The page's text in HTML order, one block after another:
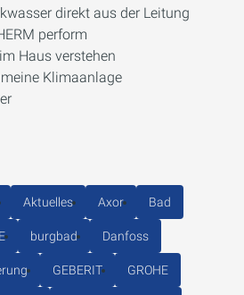
direkt aus der Leitung
perform
Haus verstehen
Klimaanlage
Aktuelles Axor Bad
burgbad Danfoss
GEBERIT GROHE